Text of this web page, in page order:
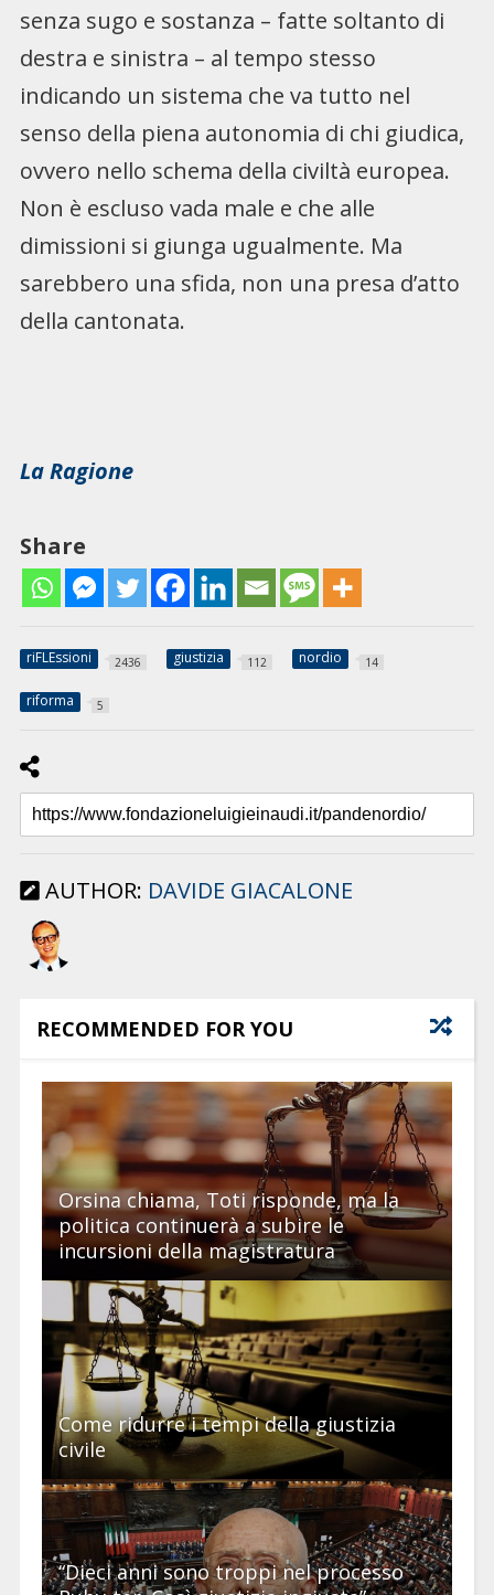
senza sugo e sostanza – fatte soltanto di
destra e sinistra – al tempo stesso
indicando un sistema che va tutto nel
senso della piena autonomia di chi giudica,
ovvero nello schema della civiltà europea.
Non è escluso vada male e che alle
dimissioni si giunga ugualmente. Ma
sarebbero una sfida, non una presa d’atto
della cantonata.
La Ragione
Share
riFLEssioni 2436 giustizia 112 nordio 14
riforma 5
AUTHOR: DAVIDE GIACALONE
RECOMMENDED FOR YOU
Orsina chiama, Toti risponde, ma la
politica continuerà a subire le
incursioni della magistratura
Come ridurre i tempi della giustizia
civile
“Dieci anni sono troppi nel processo